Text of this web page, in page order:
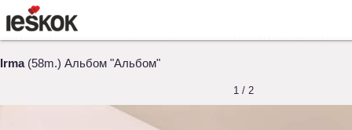
Irma(58m.) Альбом "Альбом"
1 / 2